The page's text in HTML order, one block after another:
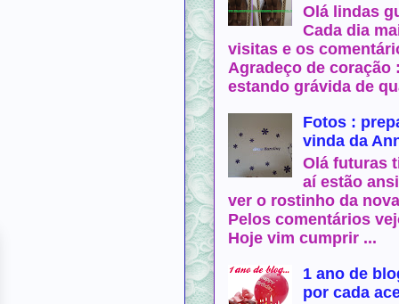
Olá lindas
Cada dia
visitas e os
Agradeço de coração
estando grávida de
Fotos :
vinda da
Olá futuras
aí estão
ver o rostinho da
Pelos comentários
Hoje vim cumprir ...
1 ano de
por cada